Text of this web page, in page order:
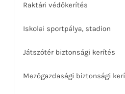
Raktári védőkerítés
Iskolai sportpálya, stadion
Játszótér biztonsági kerítés
Mezőgazdasági biztonsági